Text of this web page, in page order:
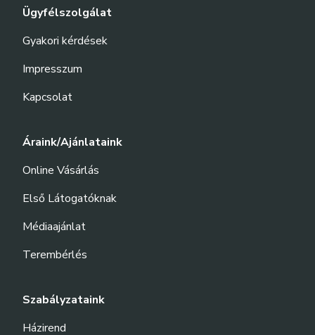
Ügyfélszolgálat
Gyakori kérdések
Impresszum
Kapcsolat
Áraink/Ajánlataink
Online Vásárlás
Első Látogatóknak
Médiaajánlat
Terembérlés
Szabályzataink
Házirend